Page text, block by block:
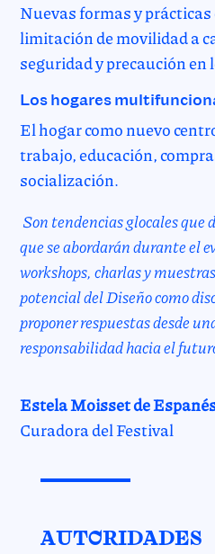
Nuevas formas y
limitación de movilidad a
seguridad y precaución en
Los hogares
El hogar como nuevo
trabajo, educación,
socialización.
Son tendencias glocales que
que se abordarán durante el
workshops, charlas y
potencial del Diseño como
proponer respuestas desde
responsabilidad hacia el
Estela Moisset de
Curadora del Festival
AUTORIDADES